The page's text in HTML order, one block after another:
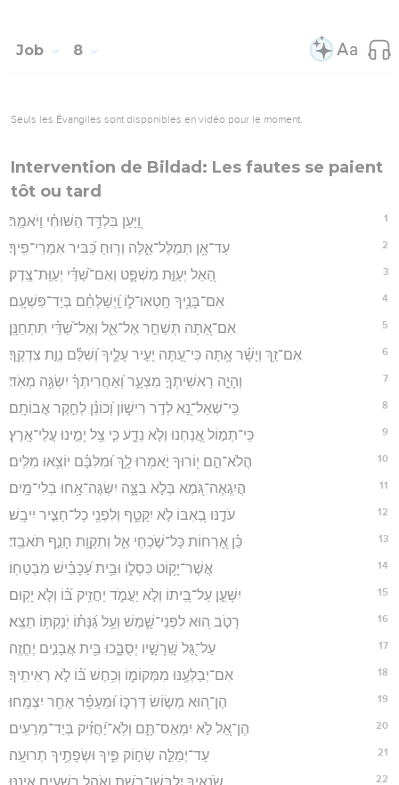
Job 8
Seuls les Évangiles sont disponibles en vidéo pour le moment.
Intervention de Bildad: Les fautes se paient
tôt ou tard
1 וַ֭יַּעַן בִּלְדַּ֥ד הַשּׁוּחִ֗י וַיֹאמַֽר׃
2 עַד־אָ֥ן תְּמַלֶּל־אֵ֑לֶּה וְר֥וּחַ כַּ֝בִּיר אִמְרֵי־פִֽיךָ׃
3 הַ֭אֵל יְעַוֵּ֣ת מִשְׁפָּ֑ט וְאִם־שַׁ֝דַּ֗י יְעַוֵּֽת־צֶֽדֶק׃
4 אִם־בָּנֶ֥יךָ חָֽטְאוּ־ל֑וֹ וַֽ֝יְשַׁלְּחֵ֗ם בְּיַד־פִּשְׁעָֽם׃
5 אִם־אַ֭תָּה תְּשַׁחֵ֣ר אֶל־אֵ֑ל וְאֶל־שַׁ֝דַּ֗י תִּתְחַנָּֽן׃
6 אִם־זַ֥ךְ וְיָשָׁ֗ר אָ֥תָּה כִּי־עַ֭תָּה יָעִ֣יר עָלֶ֑יךָ וְ֝שִׁלַּ֗ם נְוַ֣ת צִדְקֶֽךָ׃
7 וְהָיָ֣ה רֵאשִׁיתְךָ֣ מִצְעָ֑ר וְ֝אַחֲרִיתְךָ֗ יִשְׂגֶּ֥ה מְאֹֽד׃
8 כִּֽי־שְׁאַל־נָ֭א לְדֹ֣ר רִישׁ֑וֹן וְ֝כוֹנֵ֗ן לְחֵ֣קֶר אֲבוֹתָֽם׃
9 כִּֽי־תְמ֣וֹל אֲ֭נַחְנוּ וְלֹ֣א נֵדָ֑ע כִּ֤י צֵ֖ל יָמֵ֣ינוּ עֲלֵי־אָֽרֶץ׃
10 הֲלֹא־הֵ֣ם י֭וֹרוּךָ יֹ֣אמְרוּ לָ֑ךְ וּ֝מִלִּבָּ֗ם יוֹצִ֥אוּ מִלִּֽים׃
11 הֲיִֽגְאֶה־גֹּ֭מֶא בְּלֹ֣א בִצָּ֑ה יִשְׂגֶּה־אָ֥חוּ בְלִי־מָֽיִם׃
12 עֹדֶ֣נּוּ בְ֭אִבּוֹ לֹ֣א יִקָּטֵ֑ף וְלִפְנֵ֖י כָל־חָצִ֣יר יִיבָֽשׁ׃
13 כֵּ֗ן אָ֭רְחוֹת כָּל־שֹׁ֣כְחֵי אֵ֑ל וְתִקְוַ֖ת חָנֵ֣ף תֹּאבֵֽד׃
14 אֲשֶׁר־יָק֥וֹט כִּסְל֑וֹ וּבֵ֥ית עַ֝כָּבִ֗ישׁ מִבְטַחֽוֹ׃
15 יִשָּׁעֵ֣ן עַל־בֵּ֭יתוֹ וְלֹ֣א יַעֲמֹ֑ד יַחֲזִ֥יק בּ֝֗וֹ וְלֹ֣א יָקֽוּם׃
16 רָטֹ֣ב ה֭וּא לִפְנֵי־שָׁ֑מֶשׁ וְעַ֥ל גַּ֝נָּת֗וֹ יֹֽנַקְתּ֥וֹ תֵצֵֽא׃
17 עַל־גַּ֭ל שָֽׁרָשָׁ֣יו יְסֻבָּ֑כוּ בֵּ֖ית אֲבָנִ֣ים יֶחֱזֶֽה׃
18 אִם־יְבַלְּעֶ֥נּוּ מִמְּקוֹמ֑וֹ וְכִ֥חֶשׁ בּ֝֗וֹ לֹ֣א רְאִיתִֽיךָ׃
19 הֶן־ה֭וּא מְשׂ֣וֹשׂ דַּרְכּ֑וֹ וּ֝מֵעָפָ֗ר אַחֵ֥ר יִצְמָֽחוּ׃
20 הֶן־אֵ֭ל לֹ֣א יִמְאַס־תָּ֑ם וְלֹֽא־יַ֝חֲזִ֗יק בְּיַד־מְרֵעִֽים׃
21 עַד־יְמַלֵּ֣ה שְׂח֣וֹק פִּ֑יךָ וּשְׂפָתֶ֥יךָ תְרוּעָֽה׃
22 שֹׂנְאֶ֥יךָ יִלְבְּשׁוּ־בֹ֑שֶׁת וְאֹ֖הֶל רְשָׁעִ֣ים אֵינֶֽנּוּ׃